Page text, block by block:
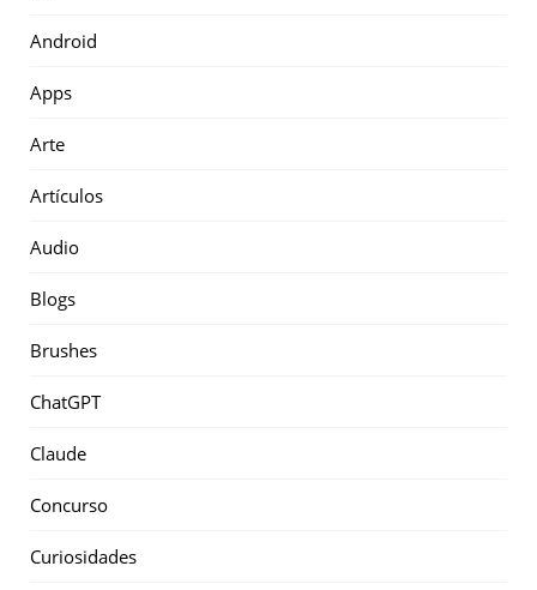
Android
Apps
Arte
Artículos
Audio
Blogs
Brushes
ChatGPT
Claude
Concurso
Curiosidades